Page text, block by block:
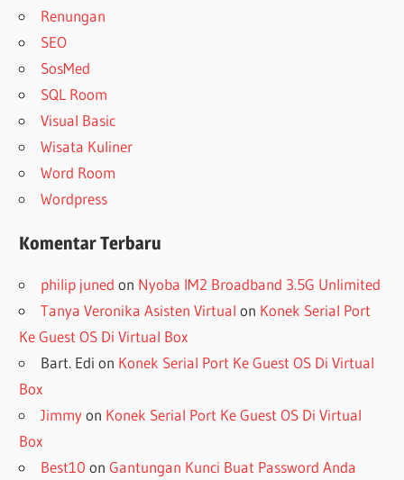
Renungan
SEO
SosMed
SQL Room
Visual Basic
Wisata Kuliner
Word Room
Wordpress
Komentar Terbaru
philip juned on Nyoba IM2 Broadband 3.5G Unlimited
Tanya Veronika Asisten Virtual on Konek Serial Port
Ke Guest OS Di Virtual Box
Bart. Edi on Konek Serial Port Ke Guest OS Di Virtual
Box
Jimmyon Konek Serial Port Ke Guest OS Di Virtual
Box
Best10 onGantungan Kunci Buat Password Anda